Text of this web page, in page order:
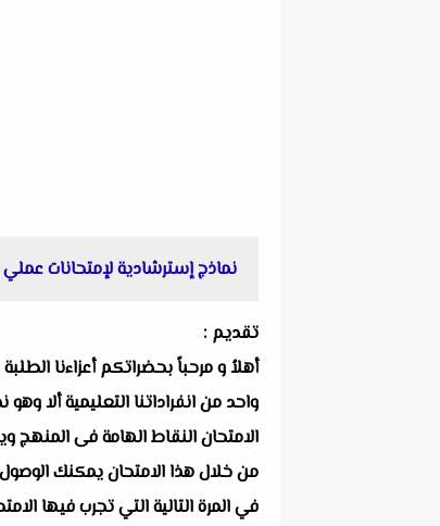
نماذج إسترشادية لإمتحانات عملي علوم
تقديم :
أهلاُ و مرحباً بحضراتكم أعزاءنا
الامتحان النقاط الهامة فى المنهج
من خلال هذا الامتحان يمكنك
في المرة التالية التي تجرب فيها